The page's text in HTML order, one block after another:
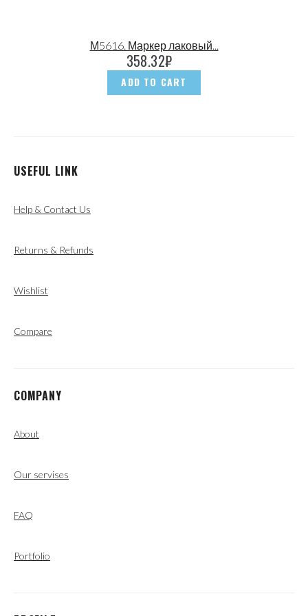
М5616. Маркер лаковый...
358.32₽
ADD TO CART
USEFUL LINK
Help & Contact Us
Returns & Refunds
Wishlist
Compare
COMPANY
About
Our servises
FAQ
Portfolio